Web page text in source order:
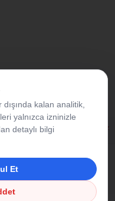
|Çerez Politikası Çerez
kalan analitik,
yalnızca izninizle
detaylı bilgi
Et